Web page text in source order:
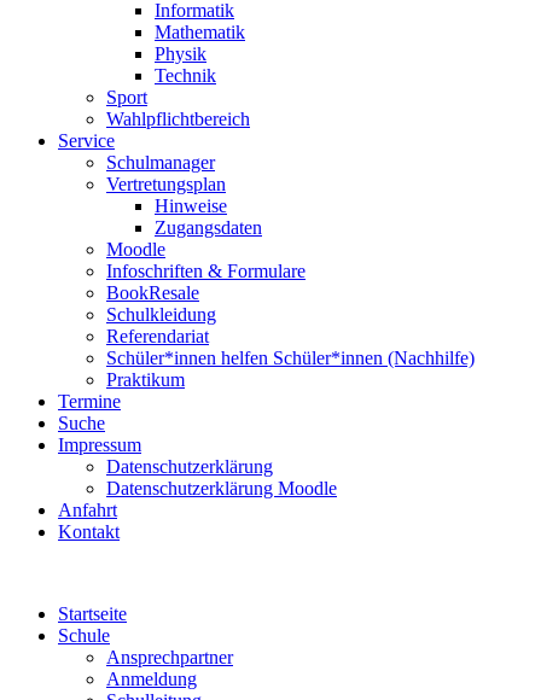
Informatik
Mathematik
Physik
Technik
Sport
Wahlpflichtbereich
Service
Schulmanager
Vertretungsplan
Hinweise
Zugangsdaten
Moodle
Infoschriften & Formulare
BookResale
Schulkleidung
Referendariat
Schüler*innen helfen Schüler*innen (Nachhilfe)
Praktikum
Termine
Suche
Impressum
Datenschutzerklärung
Datenschutzerklärung Moodle
Anfahrt
Kontakt
Startseite
Schule
Ansprechpartner
Anmeldung